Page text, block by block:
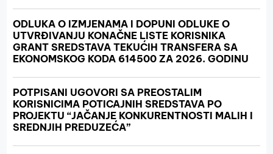
ODLUKA O IZMJENAMA I DOPUNI ODLUKE O
UTVRĐIVANJU KONAČNE LISTE KORISNIKA
GRANT SREDSTAVA TEKUĆIH TRANSFERA SA
EKONOMSKOG KODA 614500 ZA 2026. GODINU
POTPISANI UGOVORI SA PREOSTALIM
KORISNICIMA POTICAJNIH SREDSTAVA PO
PROJEKTU “JAČANJE KONKURENTNOSTI MALIH I
SREDNJIH PREDUZEĆA”